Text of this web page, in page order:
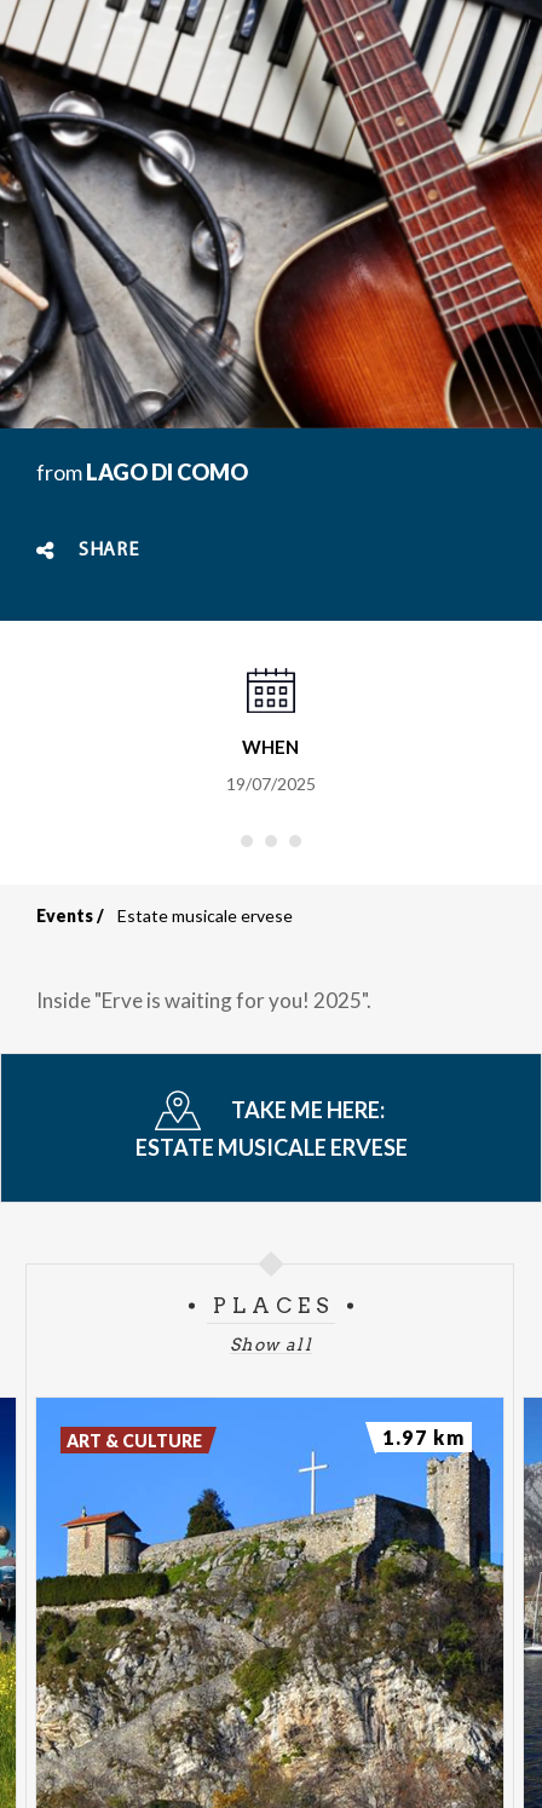
fromLAGO DI COMO
SHARE
WHEN
19/07/2025
Events Estate musicale ervese
Inside "Erve is waiting for you! 2025".
TAKE ME HERE:
ESTATE MUSICALE ERVESE
PLACES
Show all
ART & CULTURE 1.97 km